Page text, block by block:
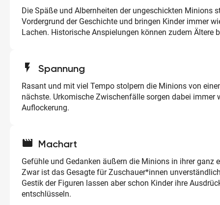
Die Späße und Albernheiten der ungeschickten Minions
Vordergrund der Geschichte und bringen Kinder immer
Lachen. Historische Anspielungen können zudem Ältere
flash_on Spannung
Rasant und mit viel Tempo stolpern die Minions von
nächste. Urkomische Zwischenfälle sorgen dabei immer
Auflockerung.
movie Machart
Gefühle und Gedanken äußern die Minions in ihrer ganz
Zwar ist das Gesagte für Zuschauer*innen
Gestik der Figuren lassen aber schon Kinder ihre
entschlüsseln.